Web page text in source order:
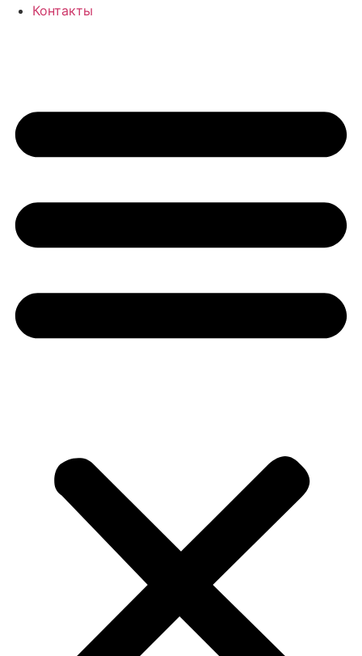
Контакты